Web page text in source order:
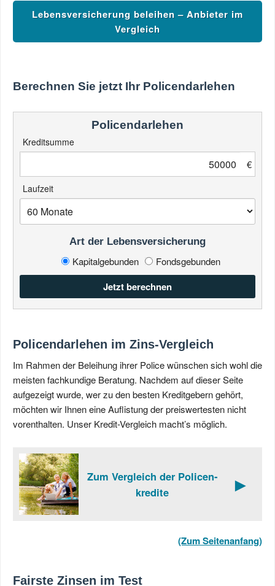
Lebensversicherung beleihen – Anbieter im
Vergleich
Berechnen Sie jetzt Ihr Policendarlehen
Policendarlehen
Kreditsumme
€
Laufzeit
Art der Lebens­versich­erung
Kapitalgebunden Fondsgebunden
Policendarlehen im Zins-Vergleich
Im Rahmen der Beleihung ihrer Police wünschen sich wohl die
meisten fachkundige Beratung. Nachdem auf dieser Seite
aufgezeigt wurde, wer zu den besten Kreditgebern gehört,
möchten wir Ihnen eine Auflistung der preiswertesten nicht
vorenthalten. Unser Kredit-Vergleich macht’s möglich.
Zum Vergleich der Policen­
kredite
►
(Zum Seitenanfang)
Fairste Zinsen im Test